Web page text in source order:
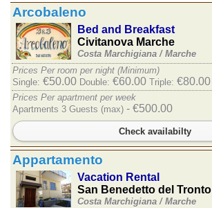
Arcobaleno
Bed and Breakfast
Civitanova Marche
Costa Marchigiana / Marche
Prices Per room per night (Minimum)
Single: €50.00 Double: €60.00 Triple: €80.00
Prices Per apartment per week
Apartments 3 Guests (max) - €500.00
Check availabilty
Appartamento
Vacation Rental
San Benedetto del Tronto
Costa Marchigiana / Marche